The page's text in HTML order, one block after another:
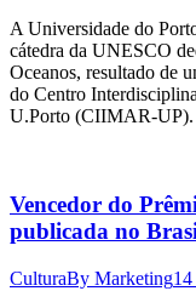
A Universidade do
cátedra da UNESCO
Oceanos, resultado de
do Centro
U.Porto (CIIMAR-UP).
Vencedor do
publicada no
CulturaBy Marketing